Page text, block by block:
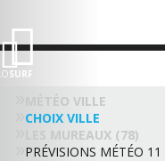
SURF
MÉTÉO VILLE
CHOIX VILLE
LES MUREAUX (78)
PRÉVISIONS MÉTÉO